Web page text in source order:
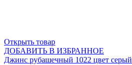
Открыть товар
ДОБАВИТЬ В ИЗБРАННОЕ
Джинс рубашечный 1022 цвет серый